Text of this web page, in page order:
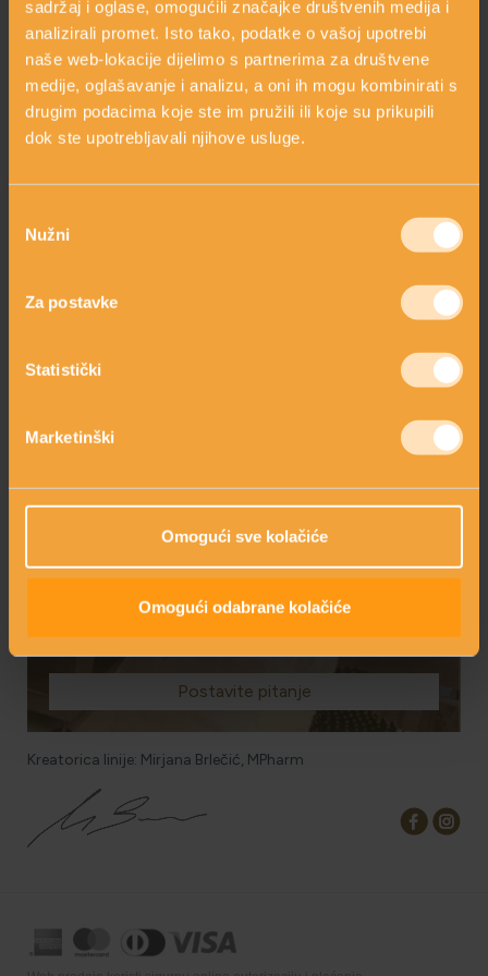
sadržaj i oglase, omogućili značajke društvenih medija i
analizirali promet. Isto tako, podatke o vašoj upotrebi
naše web-lokacije dijelimo s partnerima za društvene
medije, oglašavanje i analizu, a oni ih mogu kombinirati s
drugim podacima koje ste im pružili ili koje su prikupili
dok ste upotrebljavali njihove usluge.
pristanka
Nužni
Za postavke
Statistički
Marketinški
Omogući sve kolačiće
Omogući odabrane kolačiće
Osjetljiva koža
Piling
Pjege
Suha koža
PITAJTE NAS
Postavite pitanje
Kreatorica linije: Mirjana Brlečić, MPharm